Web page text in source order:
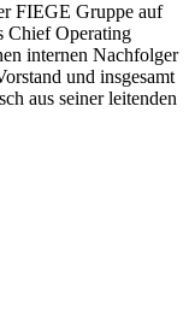
FIEGE Gruppe auf
Chief Operating
internen Nachfolger
und insgesamt
aus seiner leitenden